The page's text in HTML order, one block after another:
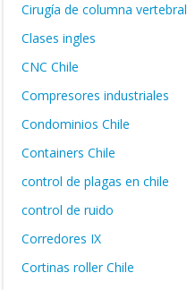
Cirugía de columna vertebral
Clases ingles
CNC Chile
Compresores industriales
Condominios Chile
Containers Chile
control de plagas en chile
control de ruido
Corredores IX
Cortinas roller Chile